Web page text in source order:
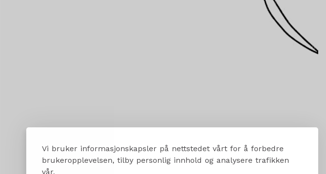
Vi bruker informasjonskapsler på nettstedet vårt for å forbedre
brukeropplevelsen, tilby personlig innhold og analysere trafikken
vår.